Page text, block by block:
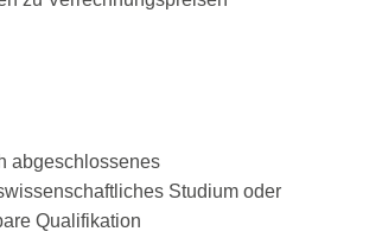
abgeschlossenes
Studium oder
Qualifikation